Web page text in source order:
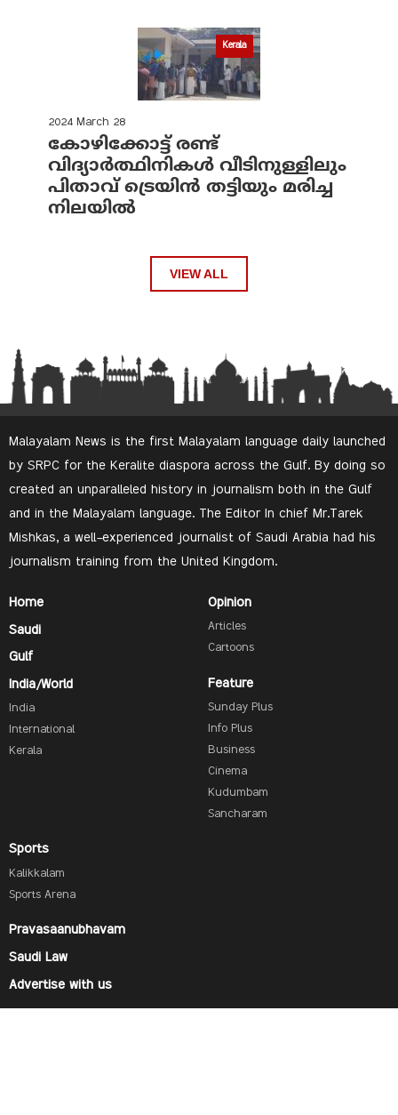
Kerala
2024 March 28
കോഴിക്കോട്ട് രണ്ട്
വിദ്യാർത്ഥിനികൾ വീടിനുള്ളിലും
പിതാവ് ട്രെയിൻ തട്ടിയും മരിച്ച
നിലയിൽ
VIEW ALL
Malayalam News is the first Malayalam language daily launched
by SRPC for the Keralite diaspora across the Gulf. By doing so
created an unparalleled history in journalism both in the Gulf
and in the Malayalam language. The Editor In chief Mr.Tarek
Mishkas, a well-experienced journalist of Saudi Arabia had his
journalism training from the United Kingdom.
Home
Saudi
Gulf
India/World
India
International
Kerala
Opinion
Articles
Cartoons
Feature
Sunday Plus
Info Plus
Business
Cinema
Kudumbam
Sancharam
Sports
Kalikkalam
Sports Arena
Pravasaanubhavam
Saudi Law
Advertise with us